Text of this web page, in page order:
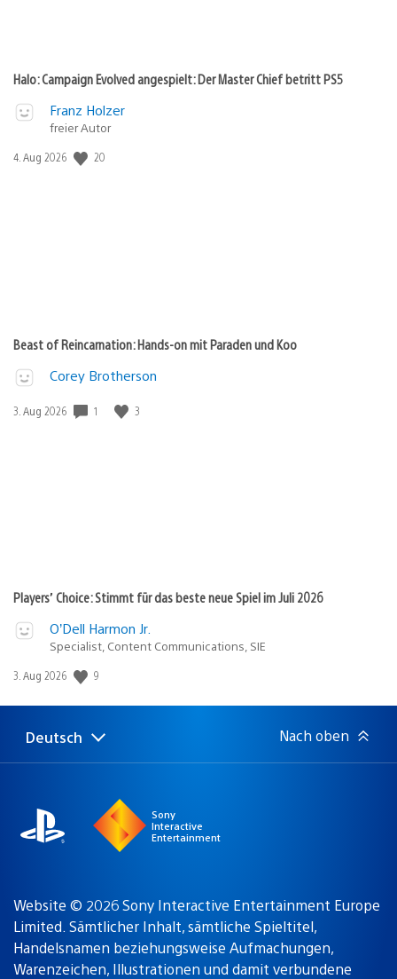
Halo: Campaign Evolved angespielt: Der Master Chief betritt PS5
Franz Holzer
freier Autor
Veröffentlichungsdatum:
4. Aug 2026 20
Beast of Reincarnation: Hands-on mit Paraden und Koo
Corey Brotherson
Veröffentlichungsdatum:
3. Aug 2026 1 3
Players’ Choice: Stimmt für das beste neue Spiel im Juli 2026
O’Dell Harmon Jr.
Specialist, Content Communications, SIE
Veröffentlichungsdatum:
3. Aug 2026 9
Select
Aktuelle
Deutsch Nach oben
Sony
Interactive
Entertainment
Website © 2026 Sony Interactive Entertainment Europe
Limited. Sämtlicher Inhalt, sämtliche Spieltitel,
Handelsnamen beziehungsweise Aufmachungen,
Warenzeichen, Illustrationen und damit verbundene